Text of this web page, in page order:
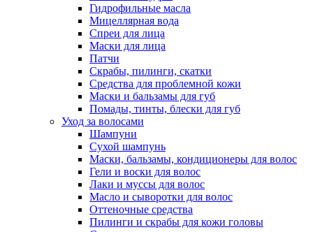
Гидрофильные масла
Мицеллярная вода
Спреи для лица
Маски для лица
Патчи
Скрабы, пилинги, скатки
Средства для проблемной кожи
Маски и бальзамы для губ
Помады, тинты, блески для губ
Уход за волосами
Шампуни
Сухой шампунь
Маски, бальзамы, кондиционеры для волос
Гели и воски для волос
Лаки и муссы для волос
Масло и сыворотки для волос
Оттеночные средства
Пилинги и скрабы для кожи головы